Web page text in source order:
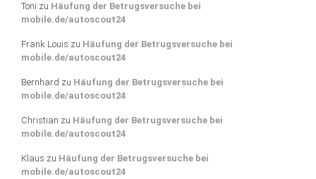
Toni zu Häufung der Betrugsversuche bei
mobile.de/autoscout24
Frank Louis zu Häufung der Betrugsversuche bei
mobile.de/autoscout24
Bernhard zu Häufung der Betrugsversuche bei
mobile.de/autoscout24
Christian zu Häufung der Betrugsversuche bei
mobile.de/autoscout24
Klaus zu Häufung der Betrugsversuche bei
mobile.de/autoscout24